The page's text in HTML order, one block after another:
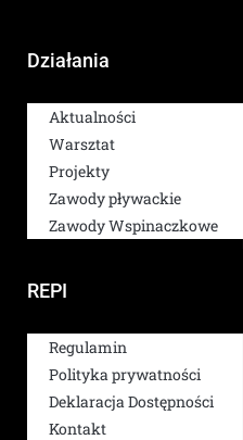
Działania
Aktualności
Warsztat
Projekty
Zawody pływackie
Zawody Wspinaczkowe
REPI
Regulamin
Polityka prywatności
Deklaracja Dostępności
Kontakt